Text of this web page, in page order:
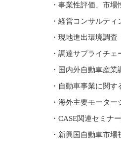
・事業性評価、市場
・経営コンサルティ
・現地進出環境調査
・調達サプライチェ
・国内外自動車産業
・自動車事業に関
・海外主要モーター
・CASE関連セミナ
・新興国自動車市場